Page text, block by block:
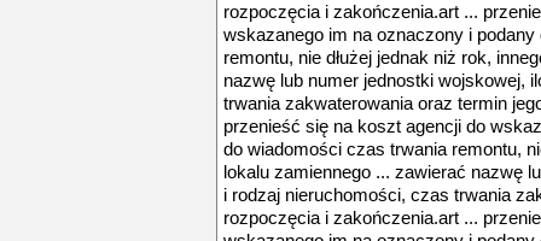
rozpoczęcia i zakończenia.art ...
wskazanego im na oznaczony i
remontu, nie dłużej jednak niż rok,
nazwę lub numer jednostki wojskowej,
trwania zakwaterowania oraz termin
przenieść się na koszt agencji do
do wiadomości czas trwania remontu,
lokalu zamiennego ... zawierać nazwę
i rodzaj nieruchomości, czas trwania
rozpoczęcia i zakończenia.art ...